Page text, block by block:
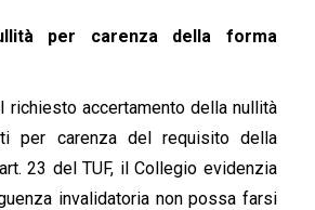
per carenza della forma
richiesto accertamento della nullità
per carenza del requisito della
art. 23 del TUF, il Collegio evidenzia
invalidatoria non possa farsi